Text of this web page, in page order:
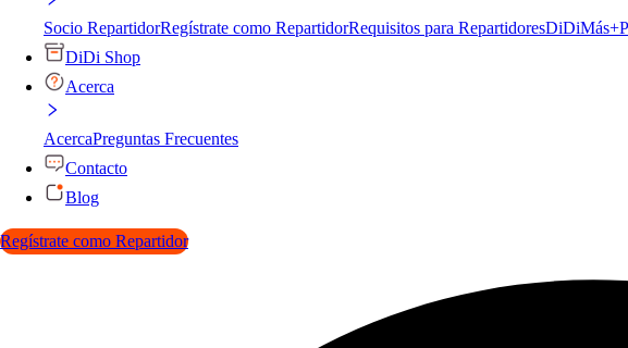
Socio RepartidorRegístrate como RepartidorRequisitos para RepartidoresDiDiMás+
DiDi Shop
Acerca
AcercaPreguntas Frecuentes
Contacto
Blog
Regístrate como Repartidor